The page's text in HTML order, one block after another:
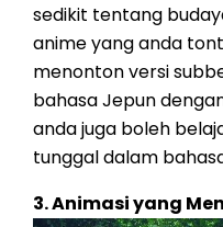
sedikit tentang
anime yang anda
menonton versi
bahasa Jepun
anda juga boleh
tunggal dalam
3. Animasi yang